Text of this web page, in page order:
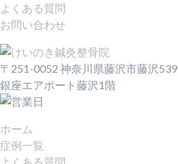
よくある質問
お問い合わせ
〒251-0052 神奈川県藤沢市藤沢539
銀座エアポート藤沢1階
ホーム
症例一覧